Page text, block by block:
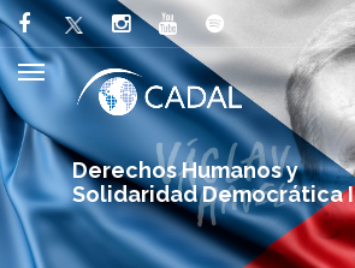
Derechos Humanos y
Solidaridad Democrática